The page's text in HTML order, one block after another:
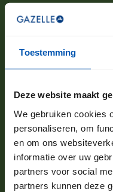
Toestemming
Deze website maakt
We gebruiken cookies
personaliseren, om
en om ons
informatie over uw
partners voor social
partners kunnen deze